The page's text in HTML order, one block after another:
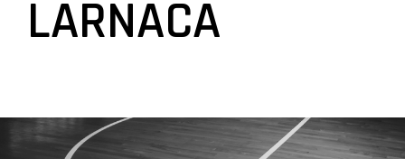
AGENDA
ÁREA TÉCNICA
PROJETOS
LARNACA